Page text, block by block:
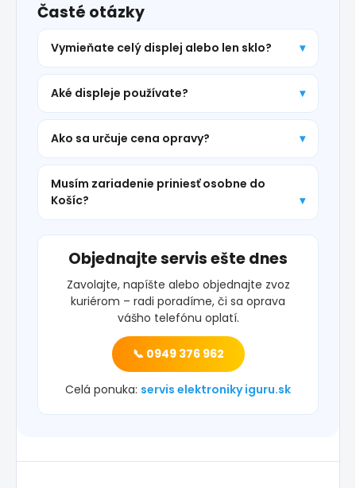
Časté otázky
Vymieňate celý displej alebo len sklo?
Aké displeje používate?
Ako sa určuje cena opravy?
Musím zariadenie priniesť osobne do
Košíc?
Objednajte servis ešte dnes
Zavolajte, napíšte alebo objednajte zvoz
kuriérom – radi poradíme, či sa oprava
vášho telefónu oplatí.
📞 0949 376 962
Celá ponuka: servis elektroniky iguru.sk